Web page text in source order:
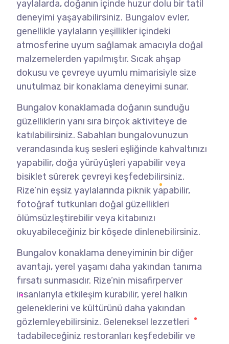
yaylalarda, doğanın içinde huzur dolu bir tatil
deneyimi yaşayabilirsiniz. Bungalov evler,
genellikle yaylaların yeşillikler içindeki
atmosferine uyum sağlamak amacıyla doğal
malzemelerden yapılmıştır. Sıcak ahşap
dokusu ve çevreye uyumlu mimarisiyle size
unutulmaz bir konaklama deneyimi sunar.
Bungalov konaklamada doğanın sunduğu
güzelliklerin yanı sıra birçok aktiviteye de
katılabilirsiniz. Sabahları bungalovunuzun
verandasında kuş sesleri eşliğinde kahvaltınızı
yapabilir, doğa yürüyüşleri yapabilir veya
bisiklet sürerek çevreyi keşfedebilirsiniz.
Rize’nin eşsiz yaylalarında piknik yapabilir,
fotoğraf tutkunları doğal güzellikleri
ölümsüzleştirebilir veya kitabınızı
okuyabileceğiniz bir köşede dinlenebilirsiniz.
Bungalov konaklama deneyiminin bir diğer
avantajı, yerel yaşamı daha yakından tanıma
fırsatı sunmasıdır. Rize’nin misafirperver
insanlarıyla etkileşim kurabilir, yerel halkın
geleneklerini ve kültürünü daha yakından
gözlemleyebilirsiniz. Geleneksel lezzetleri
tadabileceğiniz restoranları keşfedebilir ve